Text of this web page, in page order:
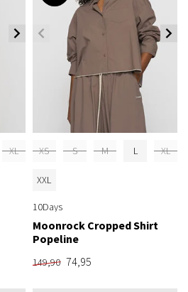
XL XS S M L XL
XXL
10Days
Moonrock Cropped Shirt
Popeline
149,90 74,95